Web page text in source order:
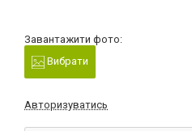
Завантажити фото:
Вибрати
Авторизуватись